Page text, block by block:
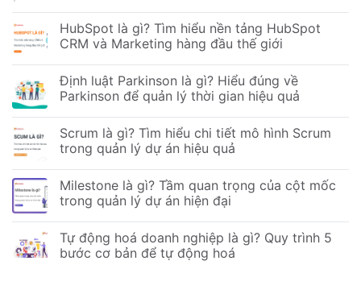
HubSpot là gì? Tìm hiểu nền tảng HubSpot
CRM và Marketing hàng đầu thế giới
Định luật Parkinson là gì? Hiểu đúng về
Parkinson để quản lý thời gian hiệu quả
Scrum là gì? Tìm hiểu chi tiết mô hình Scrum
trong quản lý dự án hiệu quả
Milestone là gì? Tầm quan trọng của cột mốc
trong quản lý dự án hiện đại
Tự động hoá doanh nghiệp là gì? Quy trình 5
bước cơ bản để tự động hoá